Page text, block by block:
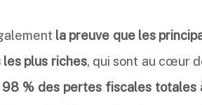
la preuve que les
plus riches, qui sont au cœur
98 % des pertes fiscales totales